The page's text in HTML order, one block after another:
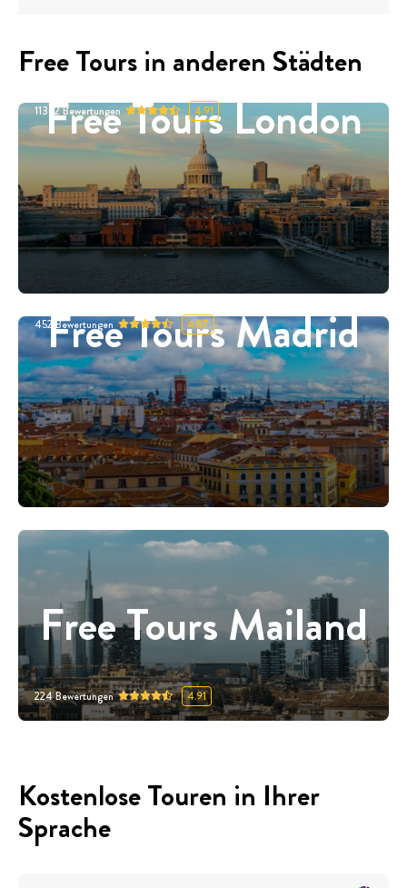
Free Tours in anderen Städten
Free Tours London
11332Bewertungen 4.91
Free Tours Madrid
452 Bewertungen 4.87
Free Tours Mailand
224Bewertungen 4.91
Kostenlose Touren in Ihrer
Sprache